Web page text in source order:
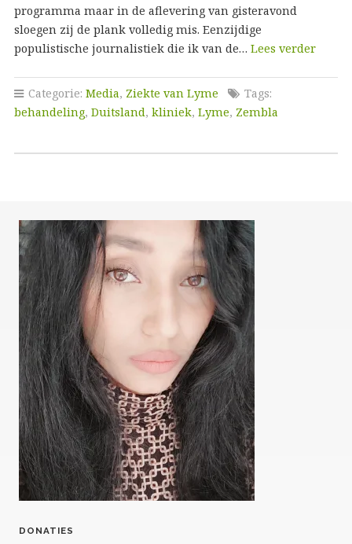
programma maar in de aflevering van gisteravond
sloegen zij de plank volledig mis. Eenzijdige
populistische journalistiek die ik van de… Lees verder
Categorie: Media, Ziekte van Lyme
Tags:
behandeling, Duitsland, kliniek, Lyme, Zembla
DONATIES